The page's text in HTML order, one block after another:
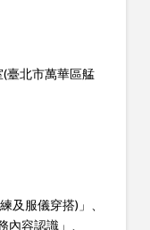
臺北市萬華區艋
及服儀穿搭)」、
內容認識」、